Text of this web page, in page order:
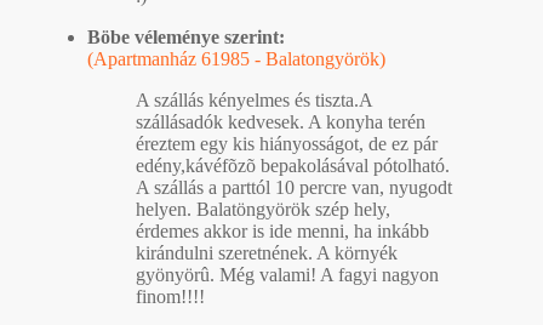
Böbe véleménye szerint:
(Apartmanház 61985 - Balatongyörök)
A szállás kényelmes és tiszta.A
szállásadók kedvesek. A konyha terén
éreztem egy kis hiányosságot, de ez pár
edény,kávéfõzõ bepakolásával pótolható.
A szállás a parttól 10 percre van, nyugodt
helyen. Balatöngyörök szép hely,
érdemes akkor is ide menni, ha inkább
kirándulni szeretnének. A környék
gyönyörû. Még valami! A fagyi nagyon
finom!!!!